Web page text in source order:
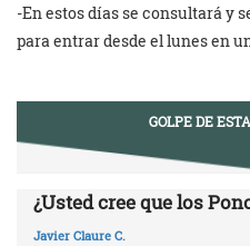
-En estos días se consultará y
para entrar desde el lunes en
GOLPE DE
¿Usted cree que los
Javier Claure C.